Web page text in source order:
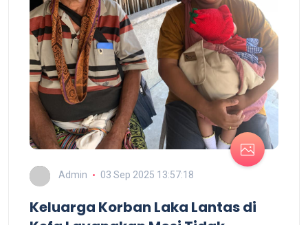
Admin 03 Sep 2025 13:57:18
Keluarga Korban Laka Lantas di